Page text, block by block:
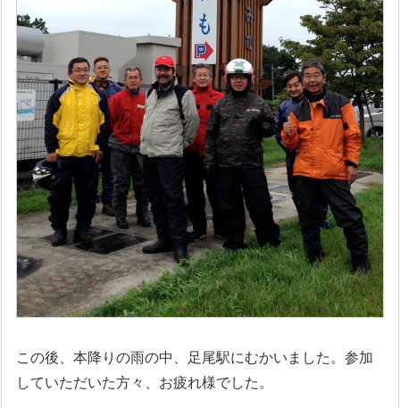
この後、本降りの雨の中、足尾駅にむかいました。参加
していただいた方々、お疲れ様でした。